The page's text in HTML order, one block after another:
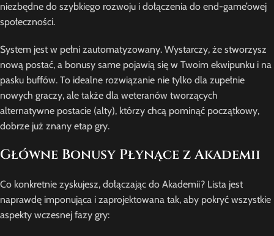
niezbędne do szybkiego rozwoju i dołączenia do end-game’owej
społeczności.
System jest w pełni zautomatyzowany. Wystarczy, że stworzysz
nową postać, a bonusy same pojawią się w Twoim ekwipunku i na
pasku buffów. To idealne rozwiązanie nie tylko dla zupełnie
nowych graczy, ale także dla weteranów tworzących
alternatywne postacie (alty), którzy chcą pominąć początkowy,
dobrze już znany etap gry.
Główne Bonusy Płynące z Akademii
Co konkretnie zyskujesz, dołączając do Akademii? Lista jest
naprawdę imponująca i zaprojektowana tak, aby pokryć wszystkie
aspekty wczesnej fazy gry: